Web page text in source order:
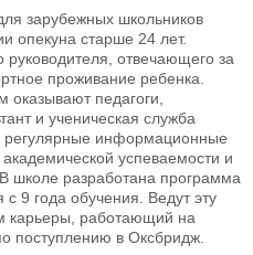
зарубежных школьников
опекуна старше 24 лет.
руководителя, отвечающего за
проживание ребенка.
педагоги,
и ученическая служба
регулярные информационные
успеваемости и
школе разработана программа
9 года обучения. Ведут эту
карьеры, работающий на
поступлению в Оксбридж.